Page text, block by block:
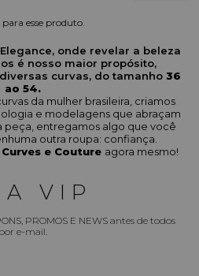
esse produto.
onde revelar a beleza
é nosso maior propósito,
curvas, do tamanho 36
ao 54.
da mulher brasileira, criamos
e modelagens que abraçam
peça, entregamos algo que você
outra roupa: confiança.
e Couture agora mesmo!
VIP
PROMOS E NEWS antes de todos
por e-mail.